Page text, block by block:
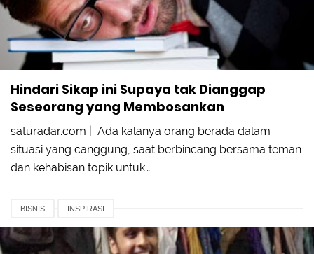
Hindari Sikap ini Supaya tak Dianggap
Seseorang yang Membosankan
saturadar.com | Ada kalanya orang berada dalam
situasi yang canggung, saat berbincang bersama teman
dan kehabisan topik untuk…
BISNIS INSPIRASI